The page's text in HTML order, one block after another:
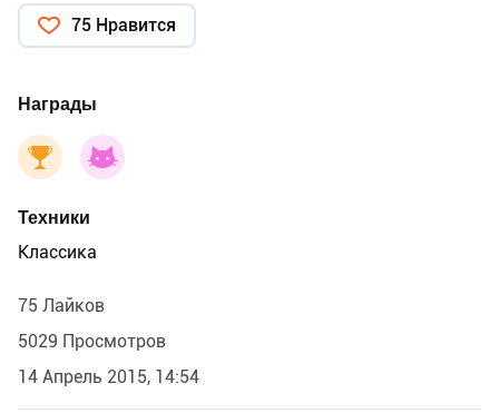
75 Нравится
Награды
Техники
Классика
75 Лайков
5029 Просмотров
14 Апрель 2015, 14:54